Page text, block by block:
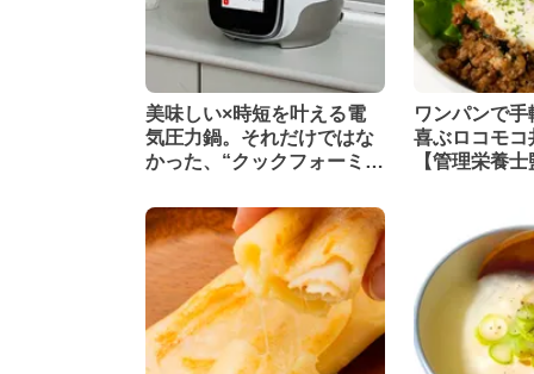
美味しい×時短を叶える電
気圧力鍋。それだけではな
かった、“クックフォーミー
ワンパンで手
喜ぶロコモコ
【管理栄養士